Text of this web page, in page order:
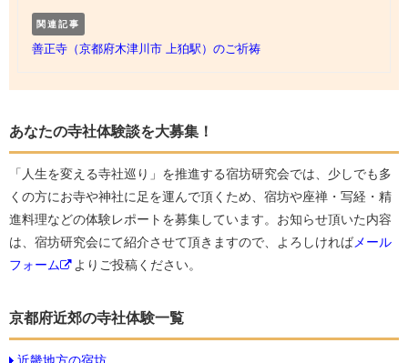
関連記事
善正寺（京都府木津川市 上狛駅）のご祈祷
あなたの寺社体験談を大募集！
「人生を変える寺社巡り」を推進する宿坊研究会では、少しでも多
くの方にお寺や神社に足を運んで頂くため、宿坊や座禅・写経・精
進料理などの体験レポートを募集しています。お知らせ頂いた内容
は、宿坊研究会にて紹介させて頂きますので、よろしければ メール
フォーム
よりご投稿ください。
京都府近郊の寺社体験一覧
近畿地方の宿坊